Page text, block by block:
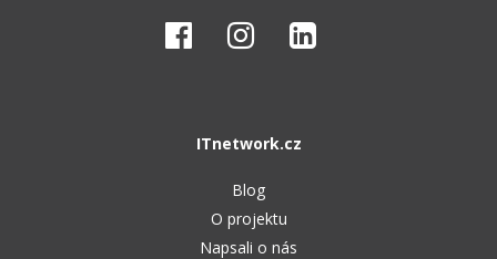
ITnetwork.cz
Blog
O projektu
Napsali o nás